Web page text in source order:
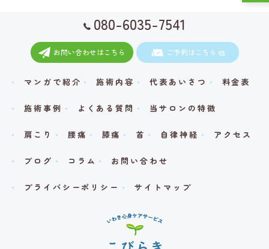
080-6035-7541
お問い合わせはこちら ご予約はこちら
マンガで紹介 施術内容 代表あいさつ 料金表
施術事例 よくある質問 当サロンの特徴
肩こり 腰痛 膝痛 首 自律神経 アクセス
ブログ コラム お問い合わせ
プライバシーポリシー サイトマップ